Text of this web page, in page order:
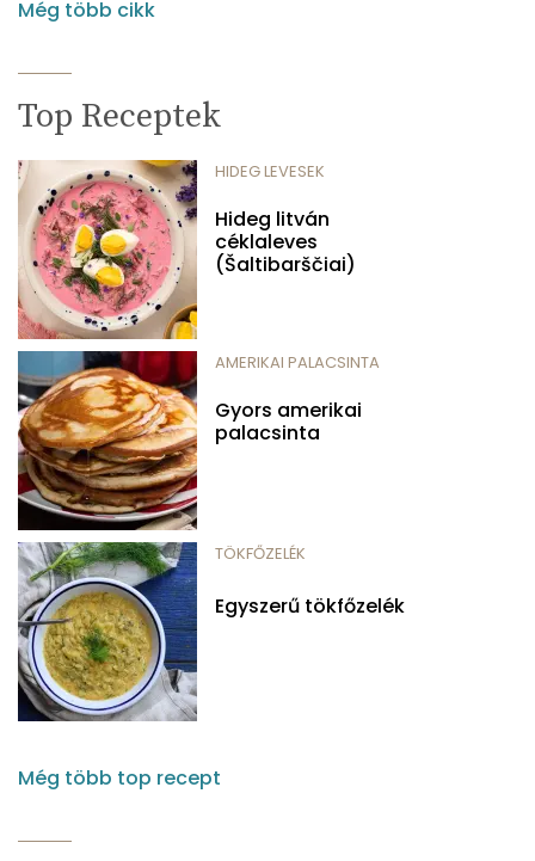
Még több cikk
Top Receptek
HIDEG LEVESEK
Hideg litván
céklaleves
(Šaltibarščiai)
AMERIKAI PALACSINTA
Gyors amerikai
palacsinta
TÖKFŐZELÉK
Egyszerű tökfőzelék
Még több top recept